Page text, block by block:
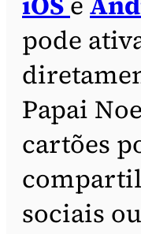
pode
Papai
cartões
sociais